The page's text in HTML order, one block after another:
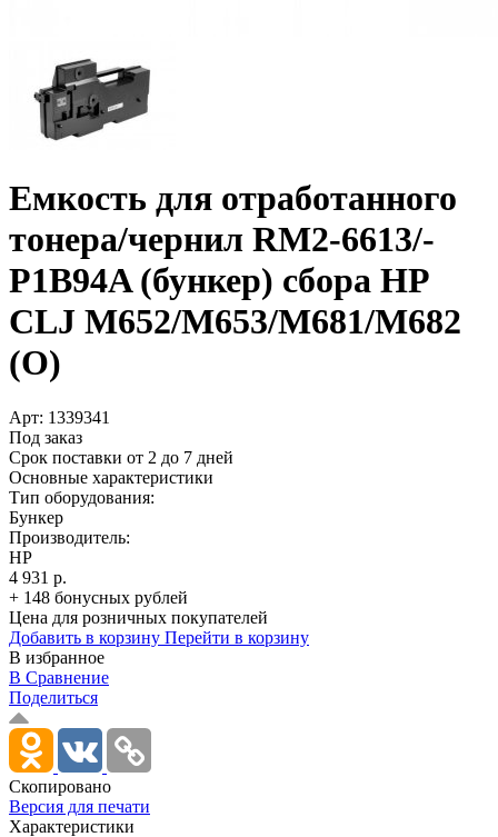
Емкость для отработанного
тонера/­чернил RM2-6613/­
P1B94A (бункер) сбора HP
CLJ M652/­M653/­M681/­M682
(O)
Арт: 1339341
Под заказ
Срок поставки от 2 до 7 дней
Основные характеристики
Тип оборудования:
Бункер
Производитель:
HP
4 931 р.
+ 148 бонусных рублей
Цена для розничных покупателей
Добавить в корзину Перейти в корзину
В избранное
В Сравнение
Поделиться
Скопировано
Версия для печати
Характеристики